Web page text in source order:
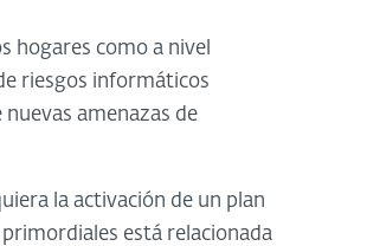
hogares como a nivel
riesgos informáticos
amenazas de
la activación de un plan
está relacionada